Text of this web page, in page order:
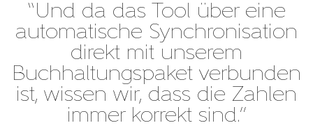
“Und da das Tool über eine
automatische Synchronisation
direkt mit unserem
Buchhaltungspaket verbunden
ist, wissen wir, dass die Zahlen
immer korrekt sind.”